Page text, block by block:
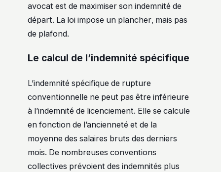
avocat est de maximiser son indemnité de
départ. La loi impose un plancher, mais pas
de plafond.
Le calcul de l’indemnité spécifique
L’indemnité spécifique de rupture
conventionnelle ne peut pas être inférieure
à l’indemnité de licenciement. Elle se calcule
en fonction de l’ancienneté et de la
moyenne des salaires bruts des derniers
mois. De nombreuses conventions
collectives prévoient des indemnités plus